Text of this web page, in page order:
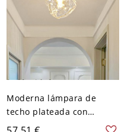
Regulable)
Moderna lámpara de
techo plateada con
pantalla de vidrio